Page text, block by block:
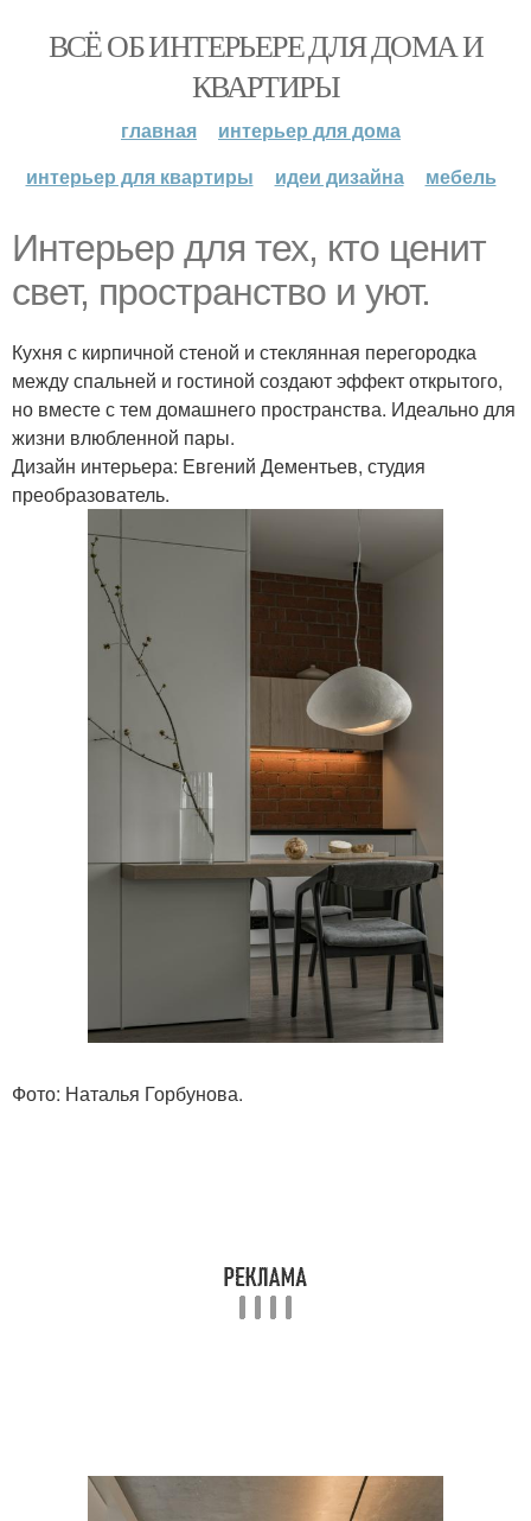
ВСЁ ОБ ИНТЕРЬЕРЕ ДЛЯ ДОМА И
КВАРТИРЫ
главная
интерьер для дома
интерьер для квартиры
идеи дизайна мебель
Интерьер для тех, кто ценит
свет, пространство и уют.
Кухня с кирпичной стеной и стеклянная перегородка
между спальней и гостиной создают эффект открытого,
но вместе с тем домашнего пространства. Идеально для
жизни влюбленной пары.
Дизайн интерьера: Евгений Дементьев, студия
преобразователь.
Фото: Наталья Горбунова.